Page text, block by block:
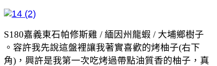
S180嘉義東石帕修斯雞 / 緬因州龍蝦 / 大埔鄉樹子
。容許我先說這盤裡讓我著實喜歡的烤柚子(右下
角)，興許是我第一次吃烤過帶點油質香的柚子，真